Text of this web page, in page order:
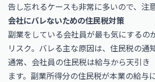
告し忘れるケースも非常に多いので、注
会社にバレないための住民税対策
副業をしている会社員が最も気にするの
リスク。バレる主な原因は、住民税の通
通常、会社員の住民税は給与から天引き
ます。副業所得分の住民税が本業の給与